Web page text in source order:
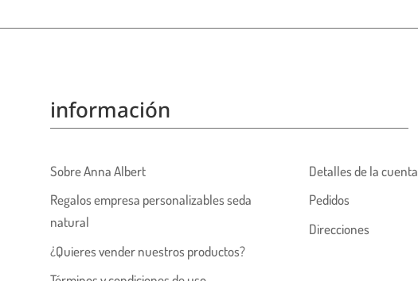
información
Sobre Anna Albert
Regalos empresa personalizables seda
natural
¿Quieres vender nuestros productos?
Detalles de la cuenta
Pedidos
Direcciones